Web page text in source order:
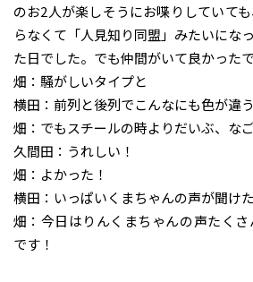
のお2人が楽しそうにお喋りしていて
らなくて「人見知り同盟」みたいにな
た日でした。でも仲間がいて良かった
畑：騒がしいタイプと
横田：前列と後列でこんなにも色が違う
畑：でもスチールの時よりだいぶ、な
久間田：うれしい！
畑：よかった！
横田：いっぱいくまちゃんの声が聞けた
畑：今日はりんくまちゃんの声たく
です！